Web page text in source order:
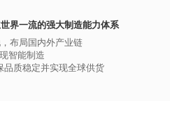
界一流的强大制造能力体系
布局国内外产业链
智能制造
品质稳定并实现全球供货